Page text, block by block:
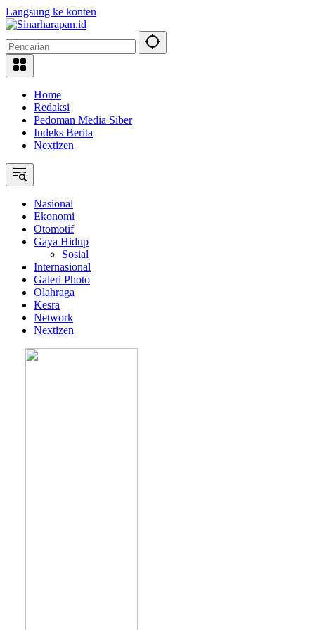
Langsung ke konten
Home
Redaksi
Pedoman Media Siber
Indeks Berita
Nextizen
Nasional
Ekonomi
Otomotif
Gaya Hidup
Sosial
Internasional
Galeri Photo
Olahraga
Kesra
Network
Nextizen